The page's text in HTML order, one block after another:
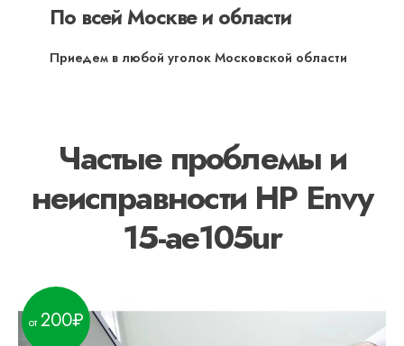
По всей Москве и области
Приедем в любой уголок Московской области
Частые проблемы и
неисправности HP Envy
15-ae105ur
200